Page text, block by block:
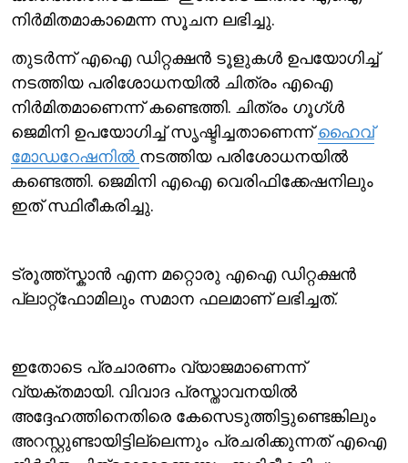
നിര്‍മിതമാകാമെന്ന സൂചന ലഭിച്ചു.
തുടര്‍ന്ന് എഐ ഡിറ്റക്ഷന്‍ ടൂളുകള്‍ ഉപയോഗിച്ച്
നടത്തിയ പരിശോധനയില്‍ ചിത്രം എഐ
നിര്‍മിതമാണെന്ന് കണ്ടെത്തി. ചിത്രം ഗൂഗ്ള്‍
ജെമിനി ഉപയോഗിച്ച് സൃഷ്ടിച്ചതാണെന്ന്ഹൈവ്
മോഡറേഷനില്‍ നടത്തിയ പരിശോധനയില്‍
കണ്ടെത്തി. ജെമിനി എഐ വെരിഫിക്കേഷനിലും
ഇത് സ്ഥിരീകരിച്ചു.
ട്രൂത്ത്സ്കാന്‍ എന്ന മറ്റൊരു എഐ ഡിറ്റക്ഷന്‍
പ്ലാറ്റ്ഫോമിലും സമാന ഫലമാണ് ലഭിച്ചത്.
ഇതോടെ പ്രചാരണം വ്യാജമാണെന്ന്
വ്യക്തമായി. വിവാദ പ്രസ്താവനയില്‍
അദ്ദേഹത്തിനെതിരെ കേസെടുത്തിട്ടുണ്ടെങ്കിലും
അറസ്റ്റുണ്ടായിട്ടില്ലെന്നും പ്രചരിക്കുന്നത് എഐ